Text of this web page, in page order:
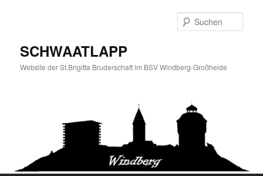
SCHWAATLAPP
Website der St.Brigitta Bruderschaft im BSV Windberg-Großheide